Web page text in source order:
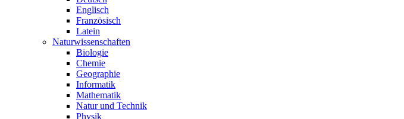
Englisch
Französisch
Latein
Naturwissenschaften
Biologie
Chemie
Geographie
Informatik
Mathematik
Natur und Technik
Physik